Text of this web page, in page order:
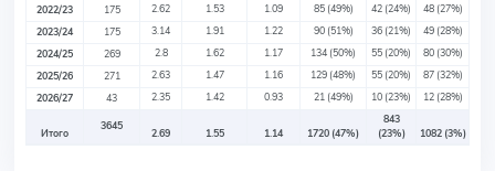
2022/23
175 2.62 1.53 1.09 85 (49%) 42 (24%) 48 (27%)
2023/24
175 3.14 1.91 1.22 90 (51%) 36 (21%) 49 (28%)
2024/25
269 2.8 1.62 1.17 134 (50%) 55 (20%) 80 (30%)
2025/26
271 2.63 1.47 1.16 129 (48%) 55 (20%) 87 (32%)
2026/27
43 2.35 1.42 0.93 21 (49%) 10 (23%) 12 (28%)
Итого
3645
2.69 1.55 1.14 1720 (47%)
843
(23%)
1082 (3%)